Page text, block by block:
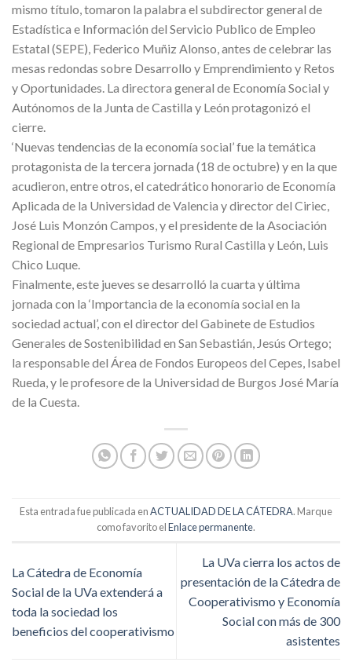
mismo título, tomaron la palabra el subdirector general de
Estadística e Información del Servicio Publico de Empleo
Estatal (SEPE), Federico Muñiz Alonso, antes de celebrar las
mesas redondas sobre Desarrollo y Emprendimiento y Retos
y Oportunidades. La directora general de Economía Social y
Autónomos de la Junta de Castilla y León protagonizó el
cierre.
‘Nuevas tendencias de la economía social’ fue la temática
protagonista de la tercera jornada (18 de octubre) y en la que
acudieron, entre otros, el catedrático honorario de Economía
Aplicada de la Universidad de Valencia y director del Ciriec,
José Luis Monzón Campos, y el presidente de la Asociación
Regional de Empresarios Turismo Rural Castilla y León, Luis
Chico Luque.
Finalmente, este jueves se desarrolló la cuarta y última
jornada con la ‘Importancia de la economía social en la
sociedad actual’, con el director del Gabinete de Estudios
Generales de Sostenibilidad en San Sebastián, Jesús Ortego;
la responsable del Área de Fondos Europeos del Cepes, Isabel
Rueda, y le profesore de la Universidad de Burgos José María
de la Cuesta.
Esta entrada fue publicada enACTUALIDAD DE LA CÁTEDRA. Marque
como favorito elEnlace permanente.
La Cátedra de Economía
Social de la UVa extenderá a
toda la sociedad los
beneficios del cooperativismo
La UVa cierra los actos de
presentación de la Cátedra de
Cooperativismo y Economía
Social con más de 300
asistentes